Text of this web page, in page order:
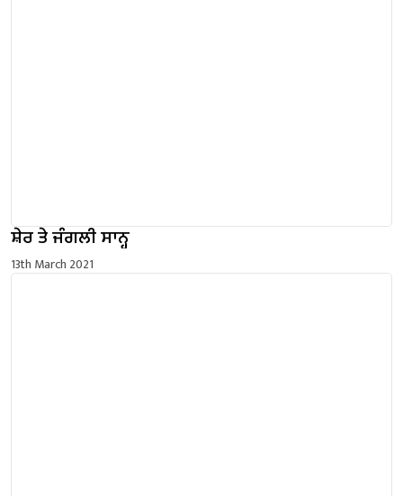
ਸ਼ੇਰ ਤੇ ਜੰਗਲੀ ਸਾਨ੍ਹ
13th March 2021